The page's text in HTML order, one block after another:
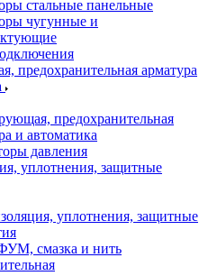
стальные панельные
чугунные и
предохранительная арматура
предохранительная
и автоматика
давления
уплотнения, защитные
уплотнения, защитные
смазка и нить